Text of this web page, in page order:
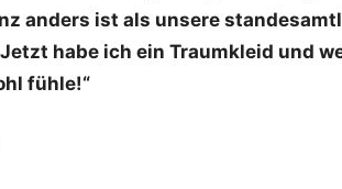
anders ist als unsere
habe ich ein Traumkleid und
fühle!“